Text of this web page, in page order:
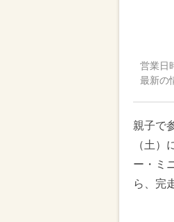
営業日
最新の
親子で
（土
ー・ミ
ら、完